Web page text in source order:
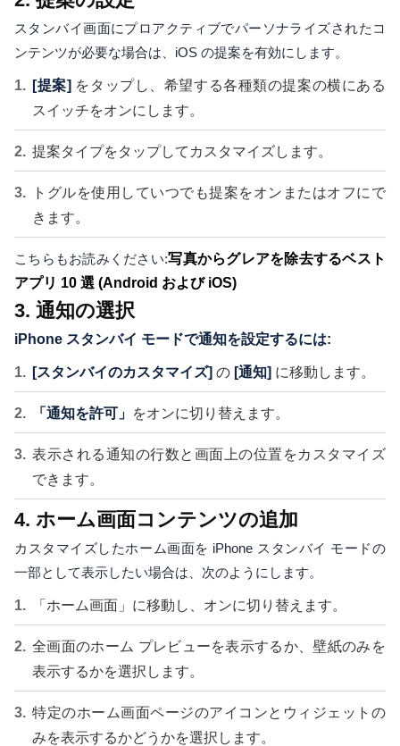
スタンバイ画面にプロアクティブでパーソナライズされたコ
ンテンツが必要な場合は、iOS の提案を有効にします。
[提案] をタップし、希望する各種類の提案の横にある
スイッチをオンにします。
提案タイプをタップしてカスタマイズします。
トグルを使用していつでも提案をオンまたはオフにで
きます。
こちらもお読みください:写真からグレアを除去するベスト
アプリ 10 選 (Android および iOS)
3. 通知の選択
iPhone スタンバイ モードで通知を設定するには:
[スタンバイのカスタマイズ] の [通知] に移動します。
「通知を許可」 をオンに切り替えます。
表示される通知の行数と画面上の位置をカスタマイズ
できます。
4. ホーム画面コンテンツの追加
カスタマイズしたホーム画面を iPhone スタンバイ モードの
一部として表示したい場合は、次のようにします。
「ホーム画面」に移動し、オンに切り替えます。
全画面のホーム プレビューを表示するか、壁紙のみを
表示するかを選択します。
特定のホーム画面ページのアイコンとウィジェットの
みを表示するかどうかを選択します。